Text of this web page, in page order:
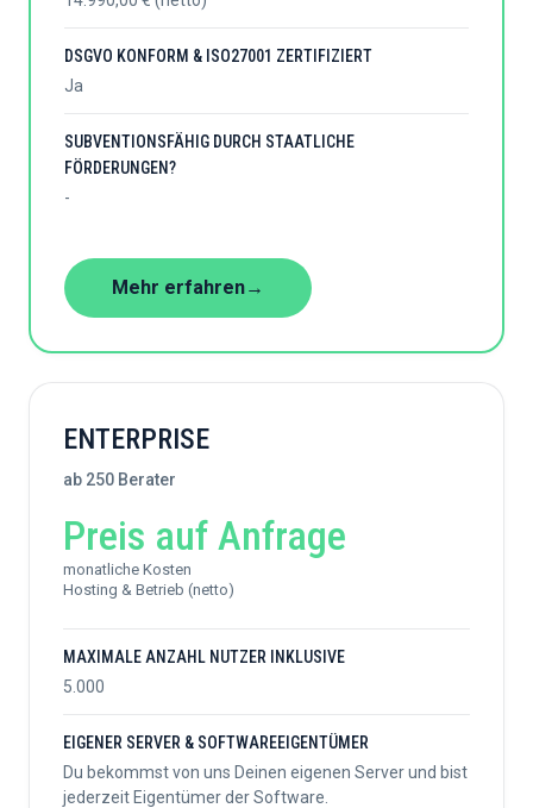
DSGVO KONFORM & ISO27001 ZERTIFIZIERT
Ja
SUBVENTIONSFÄHIG DURCH STAATLICHE
FÖRDERUNGEN?
-
Mehr erfahren→
ENTERPRISE
ab 250 Berater
Preis auf Anfrage
monatliche Kosten
Hosting & Betrieb (netto)
MAXIMALE ANZAHL NUTZER INKLUSIVE
5.000
EIGENER SERVER & SOFTWAREEIGENTÜMER
Du bekommst von uns Deinen eigenen Server und bist
jederzeit Eigentümer der Software.